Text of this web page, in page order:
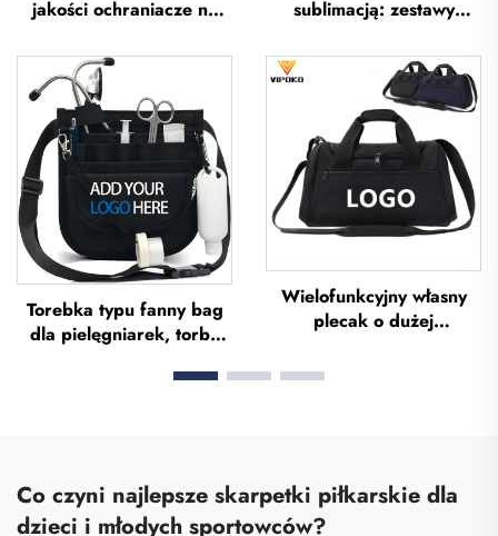
jakości ochraniacze na
ochraniacze na piszczel
do piłki nożnej, ochrona
na nogi, ochraniacze na
piszczel do piłki nożnej
sublimacją: zestawy
mężczyzn do treningów,
niestandardowa odzież
sportowa do piłki nożnej,
uniformy drużyn
piłkarskich
Torebka typu fanny bag
dla pielęgniarek, torba
wieloma przegrodami,
dla personelu
medycznego, organizator
torby pielęgniarskiej,
Wielofunkcyjny własny
plecak o dużej
sportowa do siłowni dla
duffel
Co czyni najlepsze skarpetki piłkarskie dla
dzieci i młodych sportowców?